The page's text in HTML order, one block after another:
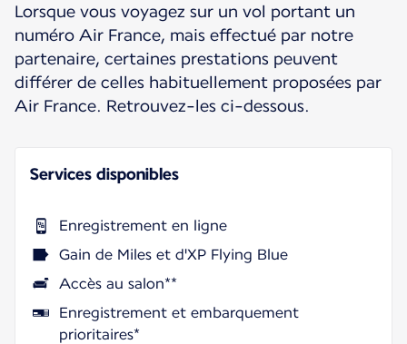
Lorsque vous voyagez sur un vol portant un
numéro Air France, mais effectué par notre
partenaire, certaines prestations peuvent
différer de celles habituellement proposées par
Air France. Retrouvez-les ci-dessous.
Services disponibles
Enregistrement en ligne
Gain de Miles et d'XP Flying Blue
Accès au salon**
Enregistrement et embarquement
prioritaires*